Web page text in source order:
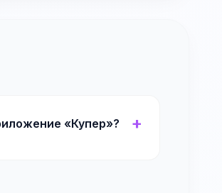
«Купер»?